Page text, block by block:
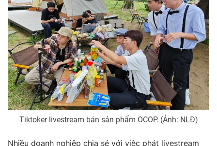
Photo Infographic
Video Shorts video
VTV Money VTV Thể thao
VTV Sức khoẻ Bất động sản
Thị trường 24h Tấm lòng Việt
Tiktoker livestream bán sản phẩm OCOP. (Ảnh: NLĐ)
Nhiều doanh nghiệp chia sẻ với việc phát livestream